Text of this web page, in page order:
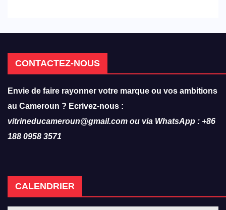
CONTACTEZ-NOUS
Envie de faire rayonner votre marque ou vos ambitions
au Cameroun ? Ecrivez-nous :
vitrineducameroun@gmail.com ou via WhatsApp : +86
188 0958 3571
CALENDRIER